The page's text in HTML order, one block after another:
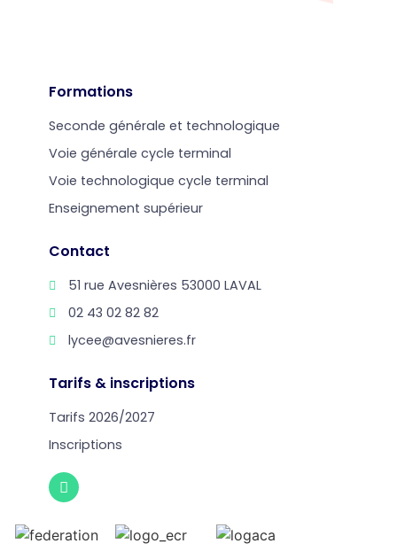
Formations
Seconde générale et technologique
Voie générale cycle terminal
Voie technologique cycle terminal
Enseignement supérieur
Contact
51 rue Avesnières 53000 LAVAL
02 43 02 82 82
lycee@avesnieres.fr
Tarifs & inscriptions
Tarifs 2026/2027
Inscriptions